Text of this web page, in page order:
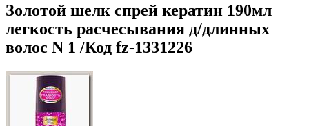
Золотой шелк спрей кератин 190мл
легкость расчесывания д/длинных
волос N 1 /Код fz-1331226